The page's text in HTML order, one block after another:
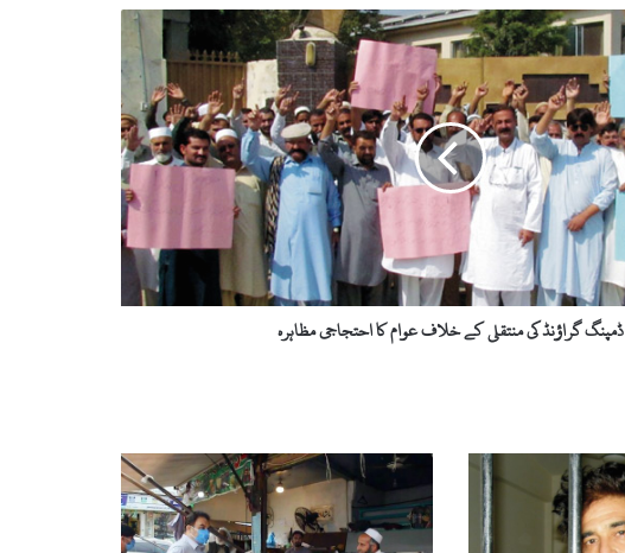
ڈمپنگ گراؤنڈ کی منتقلی کے خلاف عوام کا احتجاجی مظاہرہ